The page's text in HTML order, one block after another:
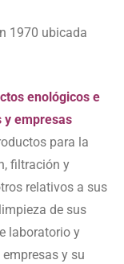
1970 ubicada
enológicos e
y empresas
para la
filtración y
relativos a sus
de sus
laboratorio y
y su